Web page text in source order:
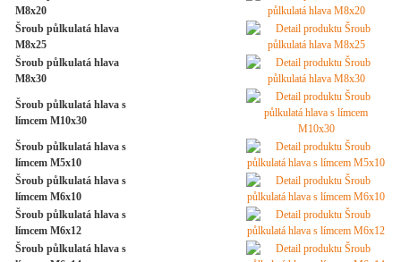
M8x20
Šroub půlkulatá hlava
M8x25
Šroub půlkulatá hlava
M8x30
Šroub půlkulatá hlava s
límcem M10x30
Šroub půlkulatá hlava s
límcem M5x10
Šroub půlkulatá hlava s
límcem M6x10
Šroub půlkulatá hlava s
límcem M6x12
Šroub půlkulatá hlava s